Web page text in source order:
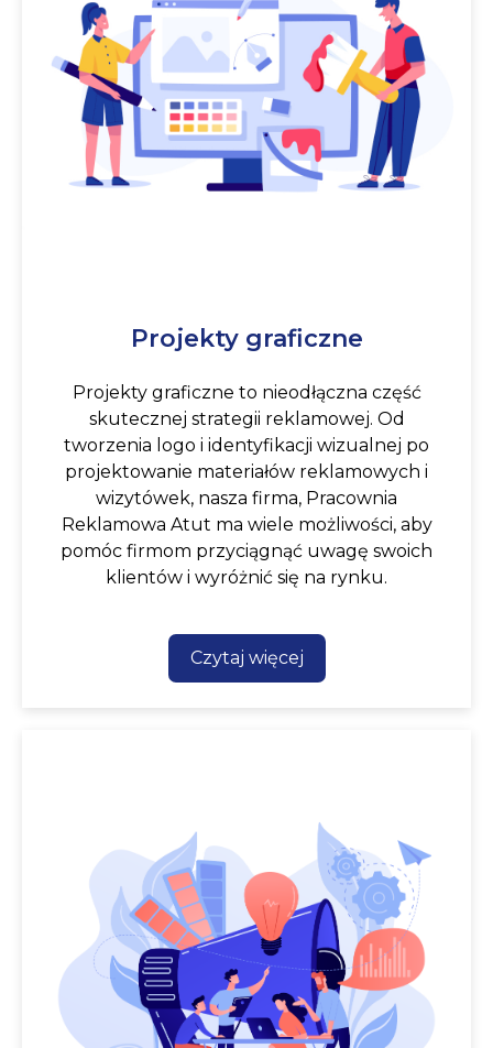
Projekty graficzne
Projekty graficzne to nieodłączna część
skutecznej strategii reklamowej. Od
tworzenia logo i identyfikacji wizualnej po
projektowanie materiałów reklamowych i
wizytówek, nasza firma, Pracownia
Reklamowa Atut ma wiele możliwości, aby
pomóc firmom przyciągnąć uwagę swoich
klientów i wyróżnić się na rynku.
Czytaj więcej